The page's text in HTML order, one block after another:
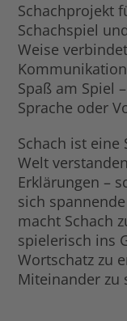
Schachprojekt
Schachspiel
Weise
Spaß am Spiel
Sprache oder
Schach ist
Welt
Erklärungen –
sich
macht Schach
spielerisch ins
Wortschatz zu
Miteinander zu